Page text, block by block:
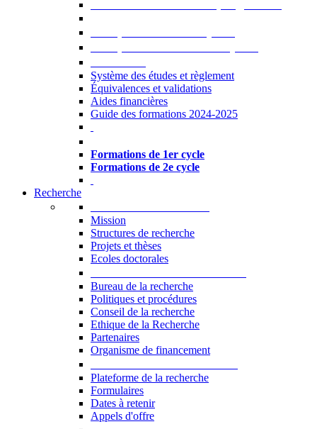
Système des études et règlement
Équivalences et validations
Aides financières
Guide des formations 2024-2025
Formations de 1er cycle
Formations de 2e cycle
Recherche
Mission
Structures de recherche
Projets et thèses
Ecoles doctorales
Bureau de la recherche
Politiques et procédures
Conseil de la recherche
Ethique de la Recherche
Partenaires
Organisme de financement
Plateforme de la recherche
Formulaires
Dates à retenir
Appels d'offre